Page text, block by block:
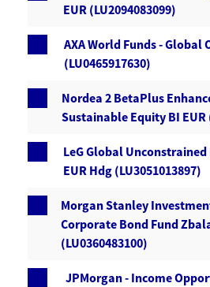
EUR (LU2094083099)
AXA World Funds -
(LU0465917630)
Nordea 2 BetaPlus
Sustainable Equity BI EUR
LeG Global Unconstrained
EUR Hdg (LU3051013897)
Morgan Stanley
Corporate Bond Fund
(LU0360483100)
JPMorgan - Income